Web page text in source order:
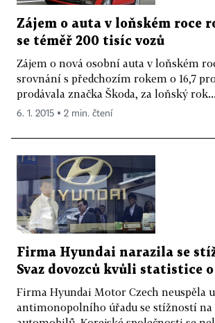
Zájem o auta v loňském roce
se téměř 200 tisíc vozů
Zájem o nová osobní auta v loňském
srovnání s předchozím rokem o 16,7
prodávala značka Škoda, za loňský rok...
6. 1. 2015 ▪ 2 min. čtení
Firma Hyundai narazila se
Svaz dovozců kvůli statistice
Firma Hyundai Motor Czech neuspěla u
antimonopolního úřadu se stížností na